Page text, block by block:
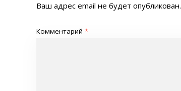
Ваш адрес email не будет опубликован.
Комментарий *